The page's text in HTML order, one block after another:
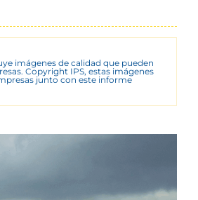
imágenes de calidad que pueden
Copyright IPS, estas imágenes
junto con este informe